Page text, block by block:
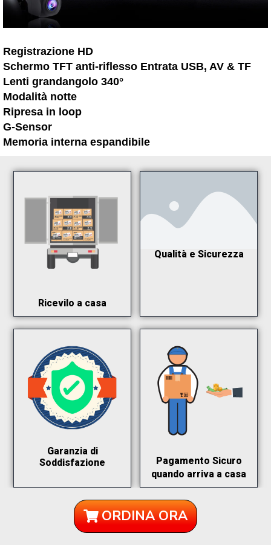
Registrazione HD
Schermo TFT anti-riflesso Entrata USB, AV & TF
Lenti grandangolo 340°
Modalità notte
Ripresa in loop
G-Sensor
Memoria interna espandibile
Ricevilo a casa
Qualità e Sicurezza
Garanzia di
Soddisfazione
Pagamento Sicuro
quando arriva a casa
ORDINA ORA